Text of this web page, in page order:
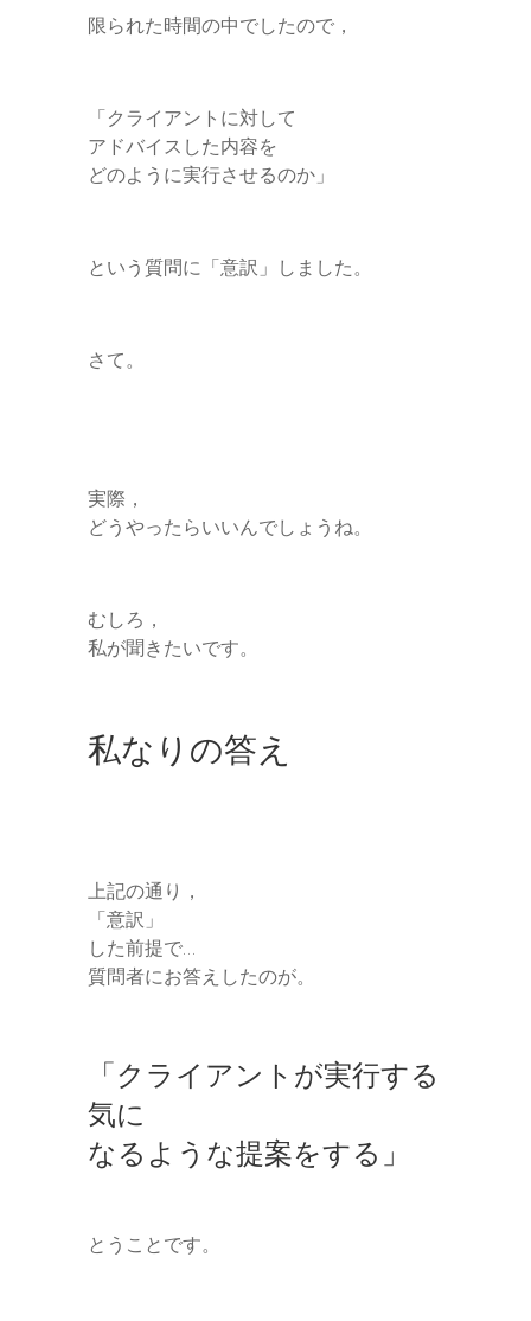
限られた時間の中でしたので，
「クライアントに対して
アドバイスした内容を
どのように実行させるのか」
という質問に「意訳」しました。
さて。
実際，
どうやったらいいんでしょうね。
むしろ，
私が聞きたいです。
私なりの答え
上記の通り，
「意訳」
した前提で…
質問者にお答えしたのが。
「クライアントが実行する
気に
なるような提案をする」
とうことです。